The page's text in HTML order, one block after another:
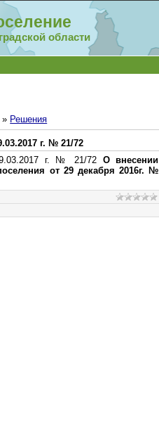
области
» Решения
г. № 21/72
г. № 21/72 О внесении
от 29 декабря 2016г. №